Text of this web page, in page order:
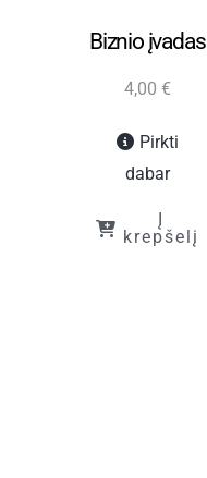
Biznio įvadas
4,00 €
Pirkti
dabar
krepšelį